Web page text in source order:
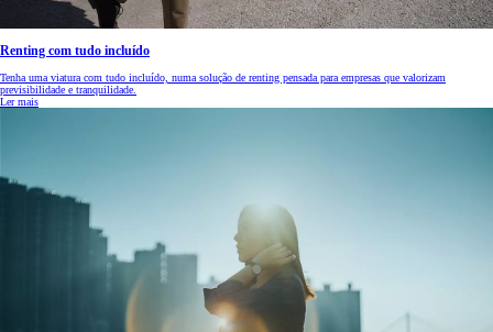
Renting com tudo incluído
Tenha uma viatura com tudo incluído, numa solução de renting pensada para empresas que valorizam
previsibilidade e tranquilidade.
Ler mais